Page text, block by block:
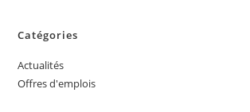
Catégories
Actualités
Offres d'emplois